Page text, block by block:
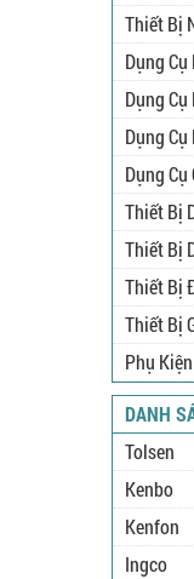
Thiết Bị
Dụng
Dụng
Dụng
Dụng Cụ
Thiết Bị
Thiết Bị
Thiết Bị
Thiết Bị
Phụ
DANH
Tolsen
Kenbo
Kenfon
Ingco